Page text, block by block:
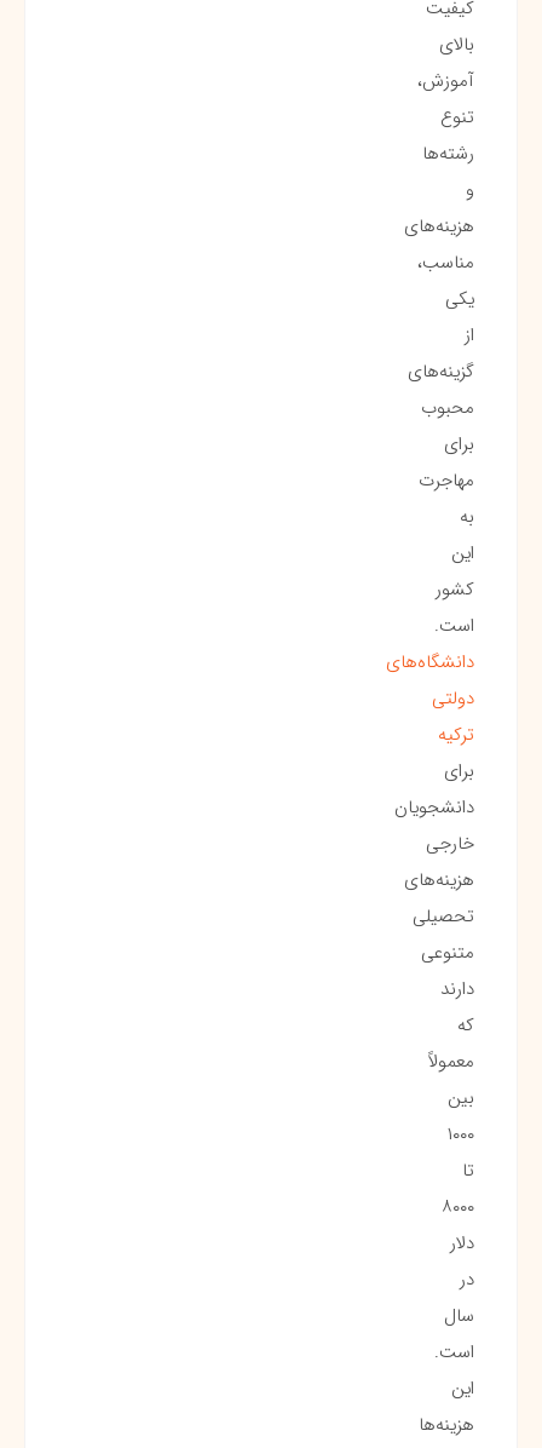
کیفیت
بالای
آموزش،
تنوع
رشته‌ها
و
هزینه‌های
مناسب،
یکی
از
گزینه‌های
محبوب
برای
مهاجرت
به
این
کشور
است.
دانشگاه‌های
دولتی
ترکیه
برای
دانشجویان
خارجی
هزینه‌های
تحصیلی
متنوعی
دارند
که
معمولاً
بین
۱۰۰۰
تا
۸۰۰۰
دلار
در
سال
است.
این
هزینه‌ها